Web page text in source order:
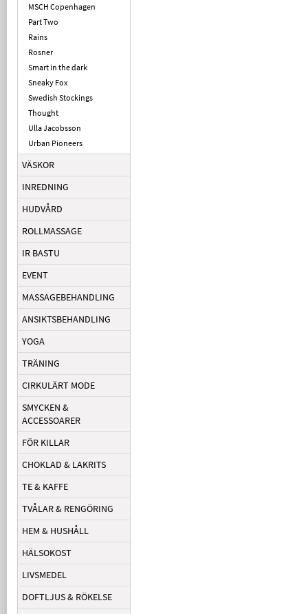
MSCH Copenhagen
Part Two
Rains
Rosner
Smart in the dark
Sneaky Fox
Swedish Stockings
Thought
Ulla Jacobsson
Urban Pioneers
VÄSKOR
INREDNING
HUDVÅRD
ROLLMASSAGE
IR BASTU
EVENT
MASSAGEBEHANDLING
ANSIKTSBEHANDLING
YOGA
TRÄNING
CIRKULÄRT MODE
SMYCKEN &
ACCESSOARER
FÖR KILLAR
CHOKLAD & LAKRITS
TE & KAFFE
TVÅLAR & RENGÖRING
HEM & HUSHÅLL
HÄLSOKOST
LIVSMEDEL
DOFTLJUS & RÖKELSE